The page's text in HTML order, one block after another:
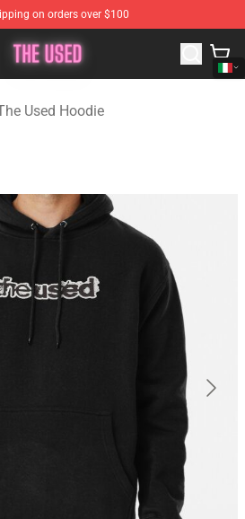
on orders over $100
The Used Merchandise Shop
Used Hoodie